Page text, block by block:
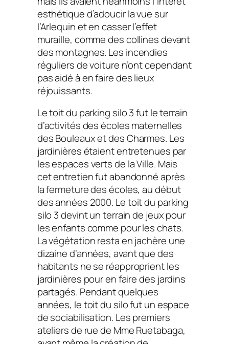
esthétique d’adoucir la vue sur
l’Arlequin et en casser l’effet
muraille, comme des collines devant
des montagnes. Les incendies
réguliers de voiture n’ont cependant
pas aidé à en faire des lieux
réjouissants.
Le toit du parking silo 3 fut le terrain
d’activités des écoles maternelles
des Bouleaux et des Charmes. Les
jardinières étaient entretenues par
les espaces verts de la Ville. Mais
cet entretien fut abandonné après
la fermeture des écoles, au début
des années 2000. Le toit du parking
silo 3 devint un terrain de jeux pour
les enfants comme pour les chats.
La végétation resta en jachère une
dizaine d’années, avant que des
habitants ne se réapproprient les
jardinières pour en faire des jardins
partagés. Pendant quelques
années, le toit du silo fut un espace
de sociabilisation. Les premiers
ateliers de rue de Mme Ruetabaga,